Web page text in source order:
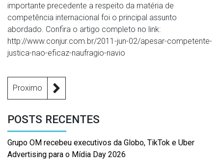
importante precedente a respeito da matéria de
competência internacional foi o principal assunto
abordado. Confira o artigo completo no link:
http://www.conjur.com.br/2011-jun-02/apesar-competente-
justica-nao-eficaz-naufragio-navio
Proximo
POSTS RECENTES
Grupo OM recebeu executivos da Globo, TikTok e Uber
Advertising para o Mídia Day 2026